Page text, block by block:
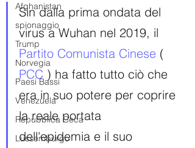
Afghanistan
spionaggio
Trump
Norvegia
Paesi Bassi
Venezuela
Repubblica Ceca
Lussemburgo
Sin dalla prima ondata del
virus a Wuhan nel 2019, il
Partito Comunista Cinese (
PCC ) ha fatto tutto ciò che
era in suo potere per coprire
la reale portata
dell'epidemia e il suo